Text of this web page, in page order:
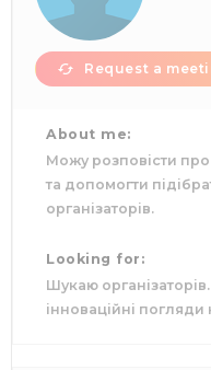
Request a
About me:
Можу розповісти
та допомогти
організаторів.
Looking for:
Шукаю
інноваційні